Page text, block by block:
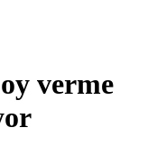
verme